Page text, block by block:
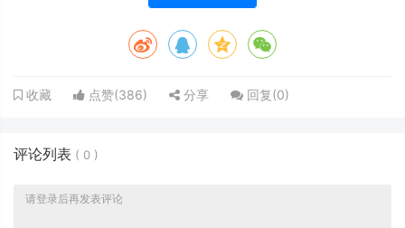
收藏 点赞(386) 分享 回复(0)
评论列表 ( 0 )